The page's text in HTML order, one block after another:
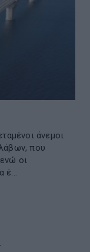
άνεμοι
που
οι